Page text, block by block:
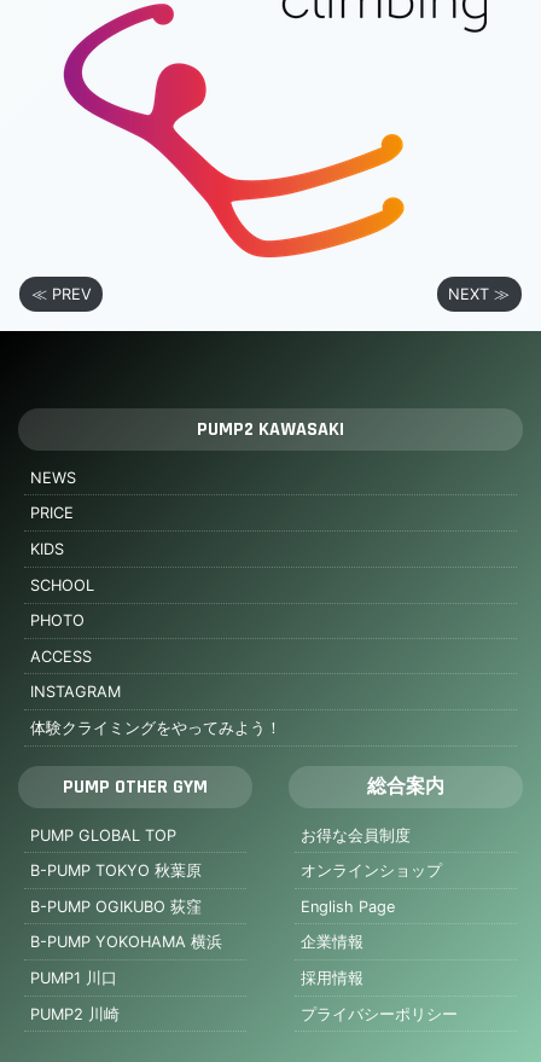
≪ PREV NEXT ≫
PUMP2 KAWASAKI
NEWS
PRICE
KIDS
SCHOOL
PHOTO
ACCESS
INSTAGRAM
体験クライミングをやってみよう！
PUMP OTHER GYM
PUMP GLOBAL TOP
B-PUMP TOKYO 秋葉原
B-PUMP OGIKUBO 荻窪
B-PUMP YOKOHAMA 横浜
PUMP1 川口
PUMP2 川崎
総合案内
お得な会員制度
オンラインショップ
English Page
企業情報
採用情報
プライバシーポリシー